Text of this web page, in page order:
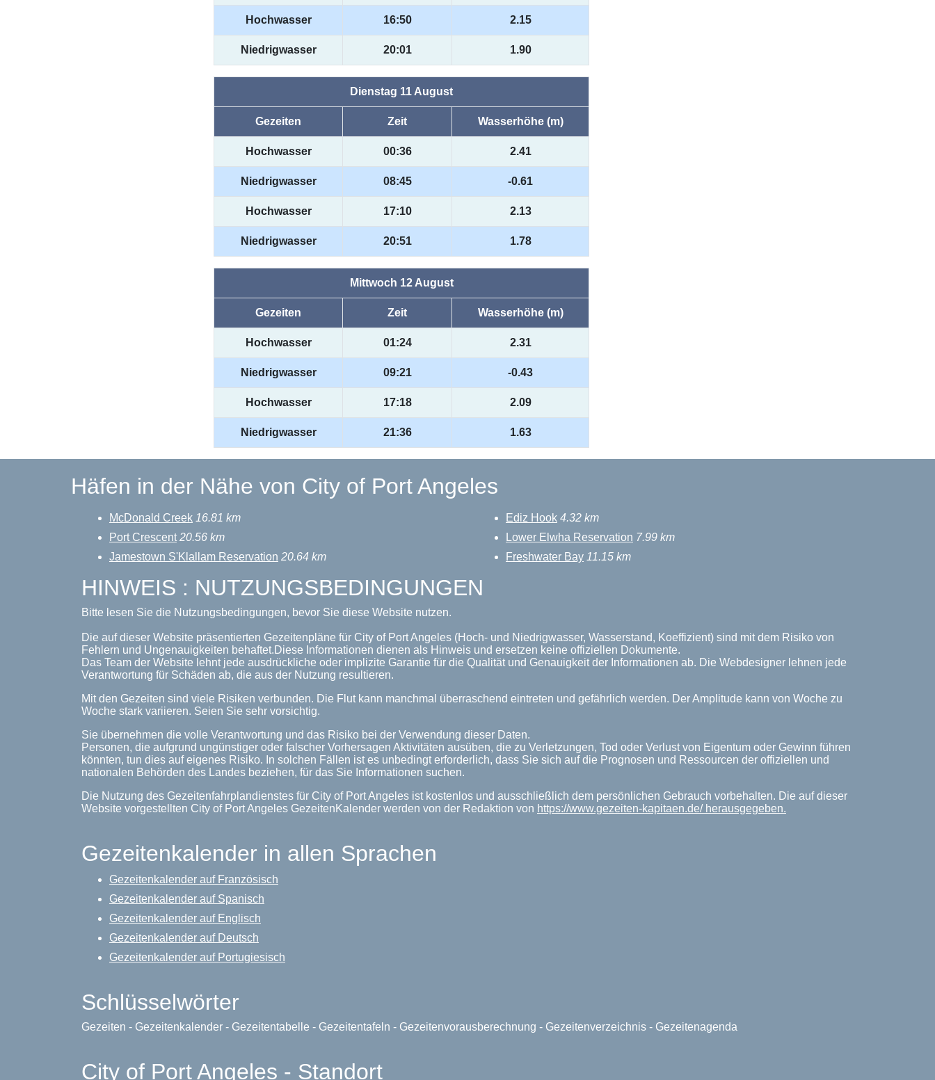
Hochwasser 16:50 2.15
Niedrigwasser 20:01 1.90
Dienstag 11 August
Gezeiten Zeit Wasserhöhe (m)
Hochwasser 00:36 2.41
Niedrigwasser 08:45 -0.61
Hochwasser 17:10 2.13
Niedrigwasser 20:51 1.78
Mittwoch 12 August
Gezeiten Zeit Wasserhöhe (m)
Hochwasser 01:24 2.31
Niedrigwasser 09:21 -0.43
Hochwasser 17:18 2.09
Niedrigwasser 21:36 1.63
Häfen in der Nähe von City of Port Angeles
McDonald Creek 16.81 km
Port Crescent 20.56 km
Jamestown S'Klallam Reservation 20.64 km
Ediz Hook 4.32 km
Lower Elwha Reservation 7.99 km
Freshwater Bay 11.15 km
HINWEIS : NUTZUNGSBEDINGUNGEN
Bitte lesen Sie die Nutzungsbedingungen, bevor Sie diese Website nutzen.
Die auf dieser Website präsentierten Gezeitenpläne für City of Port Angeles (Hoch- und Niedrigwasser, Wasserstand, Koeffizient) sind mit dem Risiko von
Fehlern und Ungenauigkeiten behaftet.Diese Informationen dienen als Hinweis und ersetzen keine offiziellen Dokumente.
Das Team der Website lehnt jede ausdrückliche oder implizite Garantie für die Qualität und Genauigkeit der Informationen ab. Die Webdesigner lehnen jede
Verantwortung für Schäden ab, die aus der Nutzung resultieren.
Mit den Gezeiten sind viele Risiken verbunden. Die Flut kann manchmal überraschend eintreten und gefährlich werden. Der Amplitude kann von Woche zu
Woche stark variieren. Seien Sie sehr vorsichtig.
Sie übernehmen die volle Verantwortung und das Risiko bei der Verwendung dieser Daten.
Personen, die aufgrund ungünstiger oder falscher Vorhersagen Aktivitäten ausüben, die zu Verletzungen, Tod oder Verlust von Eigentum oder Gewinn führen
könnten, tun dies auf eigenes Risiko. In solchen Fällen ist es unbedingt erforderlich, dass Sie sich auf die Prognosen und Ressourcen der offiziellen und
nationalen Behörden des Landes beziehen, für das Sie Informationen suchen.
Die Nutzung des Gezeitenfahrplandienstes für City of Port Angeles ist kostenlos und ausschließlich dem persönlichen Gebrauch vorbehalten. Die auf dieser
Website vorgestellten City of Port Angeles GezeitenKalender werden von der Redaktion von https://www.gezeiten-kapitaen.de/ herausgegeben.
Gezeitenkalender in allen Sprachen
Gezeitenkalender auf Französisch
Gezeitenkalender auf Spanisch
Gezeitenkalender auf Englisch
Gezeitenkalender auf Deutsch
Gezeitenkalender auf Portugiesisch
Schlüsselwörter
Gezeiten - Gezeitenkalender - Gezeitentabelle - Gezeitentafeln - Gezeitenvorausberechnung - Gezeitenverzeichnis - Gezeitenagenda
City of Port Angeles - Standort